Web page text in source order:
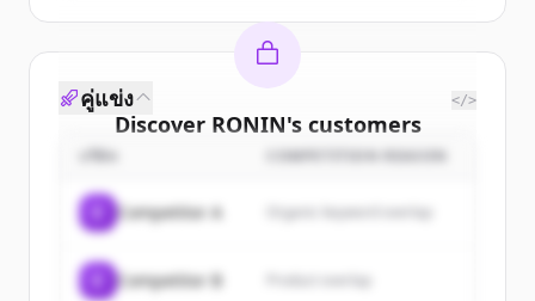
Discover RONIN's customers
Sign up for free to view allcustomers
New accounts include trial credits to
คู่แข่ง </>
COMPETITION REASON
Competitor A Organic keyword overlap
Competitor B